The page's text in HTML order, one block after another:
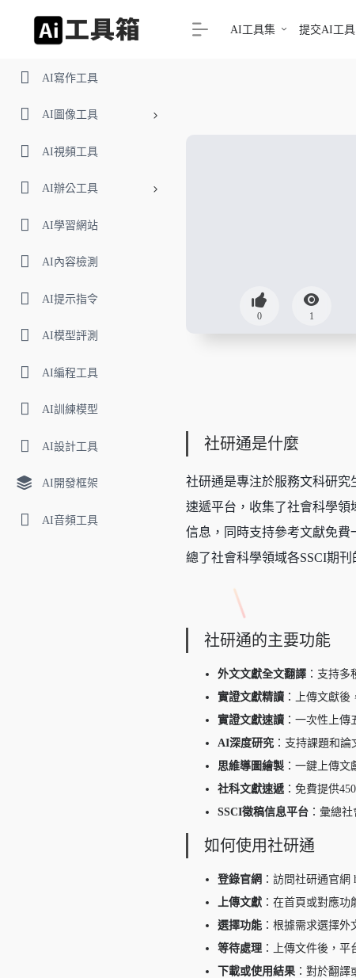
AI寫作工具
AI圖像工具
AI視頻工具
AI辦公工具
AI學習網站
AI內容檢測
AI提示指令
AI模型評測
AI編程工具
AI訓練模型
AI設計工具
AI開發框架
AI音頻工具
AI工具集 提交AI工具
0 1
社研通是什麼
社研通是專注於服務文科研
速遞平台，收集了社會科學領
信息，同時支持參考文獻免費
總了社會科學領域各SSCI期
社研通的主要功能
外文文獻全文翻譯 ：支持
實證文獻精讀 ：上傳文獻
實證文獻速讀 ：一次性上
AI深度研究 ：支持課題和
思維導圖繪製 ：一鍵上傳
社科文獻速遞 ：免費提供
SSCI徵稿信息平台 ：彙總
如何使用社研通
登錄官網 ：訪問社研通官網
上傳文獻 ：在首頁或對應
選擇功能 ：根據需求選擇
等待處理 ：上傳文件後，平
下載或使用結果 ：對於翻